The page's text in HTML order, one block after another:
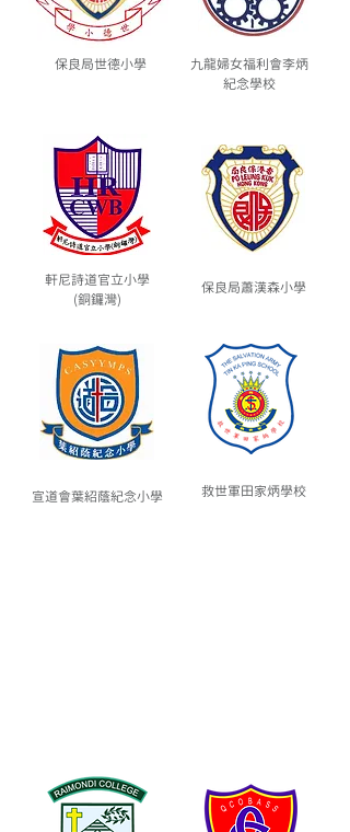
保良局世德小學
九龍婦女福利會李炳
紀念學校
軒尼詩道官立小學
(銅鑼灣)
保良局蕭漢森小學
宣道會葉紹蔭紀念小學 救世軍田家炳學校​